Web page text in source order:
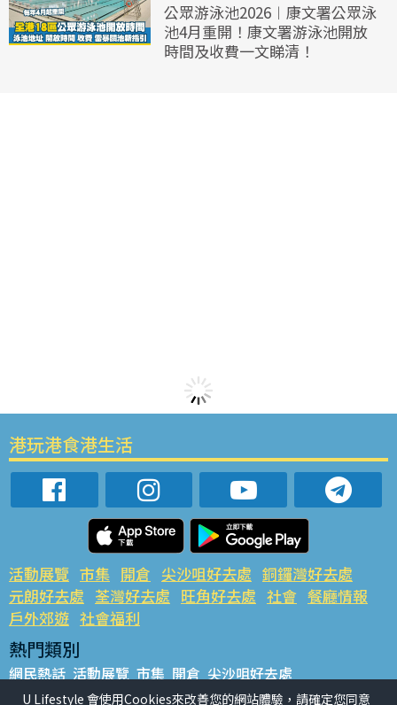
公眾游泳池2026︱康文署公眾泳
池4月重開！康文署游泳池開放
時間及收費一文睇清！
港玩港食港生活
活動展覽 市集 開倉 尖沙咀好去處 銅鑼灣好去處
元朗好去處 荃灣好去處 旺角好去處 社會 餐廳情報
戶外郊遊 社會福利
熱門類別
網民熱話 活動展覽 市集 開倉 尖沙咀好去處
銅鑼灣好去處 元朗好去處 荃灣好去處 旺角好去處 社會
U Lifestyle 會使用Cookies來改善您的網站體驗，請確定您同意